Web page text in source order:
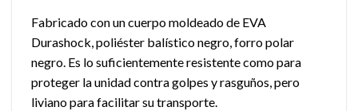
Fabricado con un cuerpo moldeado de EVA
Durashock, poliéster balístico negro, forro polar
negro. Es lo suficientemente resistente como para
proteger la unidad contra golpes y rasguños, pero
liviano para facilitar su transporte.